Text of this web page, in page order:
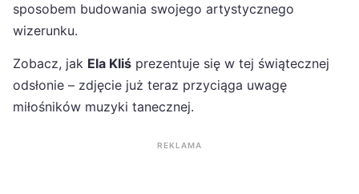
sposobem budowania swojego artystycznego
wizerunku.
Zobacz, jak Ela Kliś prezentuje się w tej świątecznej
odsłonie – zdjęcie już teraz przyciąga uwagę
miłośników muzyki tanecznej.
REKLAMA